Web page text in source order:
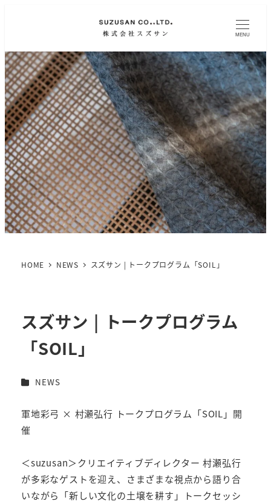
MENU
HOME NEWS スズサン | トークプログラム「SOIL」
スズサン | トークプログラム
「SOIL」
カテゴリー
NEWS
軍地彩弓 × 村瀬弘行 トークプログラム「SOIL」開
催
＜suzusan＞クリエイティブディレクター 村瀬弘行
が多彩なゲストを迎え、さまざまな視点から語り合
いながら「新しい文化の土壌を耕す」トークセッシ